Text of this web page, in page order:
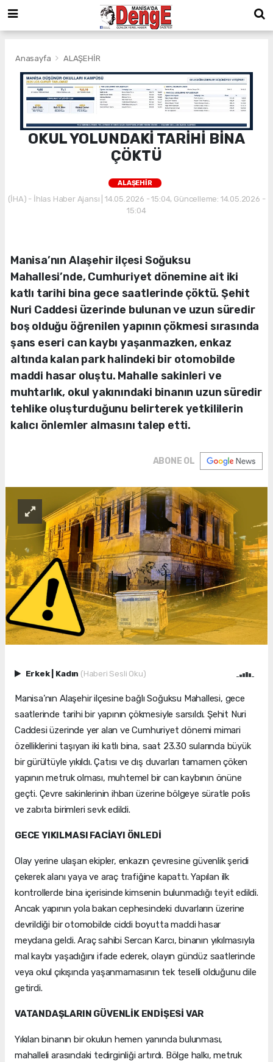
Anasayfa ALAŞEHİR
OKUL YOLUNDAKİ TARİHİ BİNA
ÇÖKTÜ
ALAŞEHİR
(İHA) - İhlas Haber Ajansı | 14.05.2026 - 15:04, Güncelleme: 14.05.2026 -
15:04
Manisa’nın Alaşehir ilçesi Soğuksu
Mahallesi’nde, Cumhuriyet dönemine ait iki
katlı tarihi bina gece saatlerinde çöktü. Şehit
Nuri Caddesi üzerinde bulunan ve uzun süredir
boş olduğu öğrenilen yapının çökmesi sırasında
şans eseri can kaybı yaşanmazken, enkaz
altında kalan park halindeki bir otomobilde
maddi hasar oluştu. Mahalle sakinleri ve
muhtarlık, okul yakınındaki binanın uzun süredir
tehlike oluşturduğunu belirterek yetkililerin
kalıcı önlemler almasını talep etti.
ABONE OL
Erkek Kadın (Haberi Sesli Oku)
Manisa’nın Alaşehir ilçesine bağlı Soğuksu Mahallesi, gece
saatlerinde tarihi bir yapının çökmesiyle sarsıldı. Şehit Nuri
Caddesi üzerinde yer alan ve Cumhuriyet dönemi mimari
özelliklerini taşıyan iki katlı bina, saat 23.30 sularında büyük
bir gürültüyle yıkıldı. Çatısı ve dış duvarları tamamen çöken
yapının metruk olması, muhtemel bir can kaybının önüne
geçti. Çevre sakinlerinin ihbarı üzerine bölgeye süratle polis
ve zabıta birimleri sevk edildi.
GECE YIKILMASI FACİAYI ÖNLEDİ
Olay yerine ulaşan ekipler, enkazın çevresine güvenlik şeridi
çekerek alanı yaya ve araç trafiğine kapattı. Yapılan ilk
kontrollerde bina içerisinde kimsenin bulunmadığı teyit edildi.
Ancak yapının yola bakan cephesindeki duvarların üzerine
devrildiği bir otomobilde ciddi boyutta maddi hasar
meydana geldi. Araç sahibi Sercan Karcı, binanın yıkılmasıyla
mal kaybı yaşadığını ifade ederek, olayın gündüz saatlerinde
veya okul çıkışında yaşanmamasının tek teselli olduğunu dile
getirdi.
VATANDAŞLARIN GÜVENLİK ENDİŞESİ VAR
Yıkılan binanın bir okulun hemen yanında bulunması,
mahalleli arasındaki tedirginliği artırdı. Bölge halkı, metruk